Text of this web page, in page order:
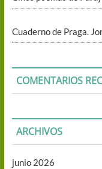
Cuaderno de Praga.
COMENTARIOS
ARCHIVOS
junio 2026